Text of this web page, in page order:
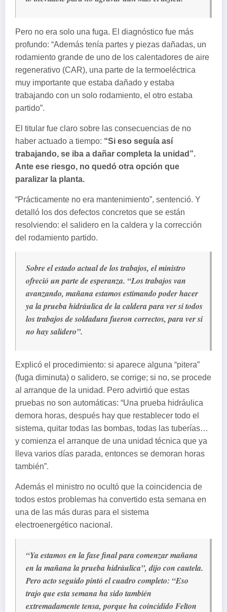
Pero no era solo una fuga. El diagnóstico fue más
profundo: “Además tenía partes y piezas dañadas, un
rodamiento grande de uno de los calentadores de aire
regenerativo (CAR), una parte de la termoeléctrica
muy importante que estaba dañado y estaba
trabajando con un solo rodamiento, el otro estaba
partido”.
El titular fue claro sobre las consecuencias de no
haber actuado a tiempo: “Si eso seguía así
trabajando, se iba a dañar completa la unidad”.
Ante ese riesgo, no quedó otra opción que
paralizar la planta.
“Prácticamente no era mantenimiento”, sentenció. Y
detalló los dos defectos concretos que se están
resolviendo: el salidero en la caldera y la corrección
del rodamiento partido.
Sobre el estado actual de los trabajos, el ministro
ofreció un parte de esperanza. “Los trabajos van
avanzando, mañana estamos estimando poder hacer
ya la prueba hidráulica de la caldera para ver si todos
los trabajos de soldadura fueron correctos, para ver si
no hay salidero”.
Explicó el procedimiento: si aparece alguna “pitera”
(fuga diminuta) o salidero, se corrige; si no, se procede
al arranque de la unidad. Pero advirtió que estas
pruebas no son automáticas: “Una prueba hidráulica
demora horas, después hay que restablecer todo el
sistema, quitar todas las bombas, todas las tuberías…
y comienza el arranque de una unidad técnica que ya
lleva varios días parada, entonces se demoran horas
también”.
Además el ministro no ocultó que la coincidencia de
todos estos problemas ha convertido esta semana en
una de las más duras para el sistema
electroenergético nacional.
“Ya estamos en la fase final para comenzar mañana
en la mañana la prueba hidráulica”, dijo con cautela.
Pero acto seguido pintó el cuadro completo: “Eso
trajo que esta semana ha sido también
extremadamente tensa, porque ha coincidido Felton